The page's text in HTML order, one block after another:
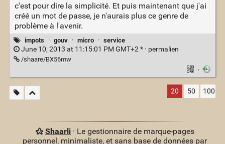
c'est pour dire la simplicité. Et puis maintenant que j'ai
créé un mot de passe, je n'aurais plus ce genre de
problème à l'avenir.
impots · gouv · micro · service
June 10, 2013 at 11:15:01 PM GMT+2 * · permalien
/shaare/BX56mw
·
20 50 100
Shaarli· Le gestionnaire de marque-pages
personnel, minimaliste, et sans base de données par